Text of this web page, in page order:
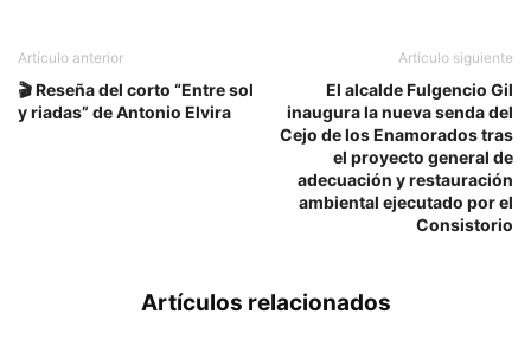
Artículo anterior
🎬 Reseña del corto “Entre sol
y riadas” de Antonio Elvira
Artículo siguiente
El alcalde Fulgencio Gil
inaugura la nueva senda del
Cejo de los Enamorados tras
el proyecto general de
adecuación y restauración
ambiental ejecutado por el
Consistorio
Artículos relacionados